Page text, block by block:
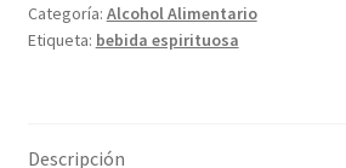
Categoría: Alcohol Alimentario
Etiqueta: bebida espirituosa
Descripción